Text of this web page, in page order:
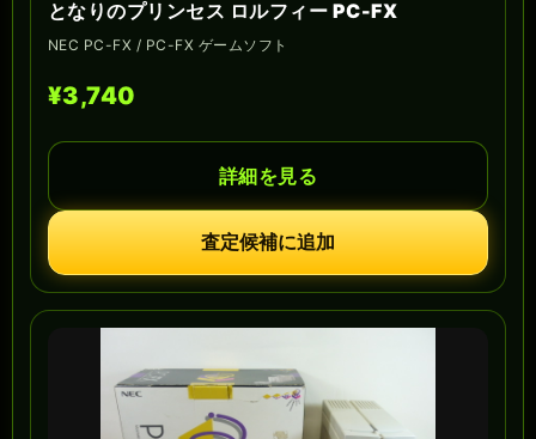
となりのプリンセス ロルフィー PC-FX
NEC PC-FX / PC-FX ゲームソフト
¥3,740
詳細を見る
査定候補に追加